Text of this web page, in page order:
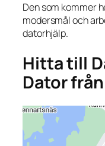
Den som kommer
modersmål och
datorhjälp.
Hitta till
Dator